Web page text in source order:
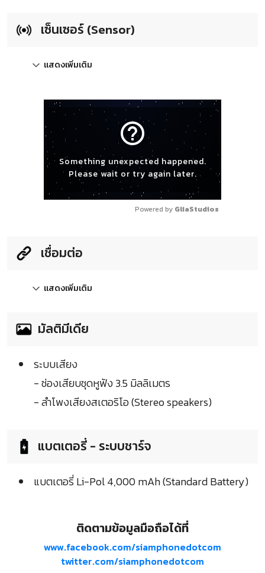
เซ็นเซอร์ (Sensor)
แสดงเพิ่มเติม
help_outline
Something unexpected happened.
Please wait or try again later.
Powered by GliaStudios
เชื่อมต่อ
แสดงเพิ่มเติม
มัลติมีเดีย
ระบบเสียง
- ช่องเสียบชุดหูฟัง 3.5 มิลลิเมตร
- ลำโพงเสียงสเตอริโอ (Stereo speakers)
แบตเตอรี่ - ระบบชาร์จ
แบตเตอรี่ Li-Pol 4,000 mAh (Standard Battery)
ติดตามข้อมูลมือถือได้ที่
www.facebook.com/siamphonedotcom
twitter.com/siamphonedotcom